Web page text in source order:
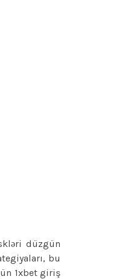
düzgün
bu
1xbet giriş